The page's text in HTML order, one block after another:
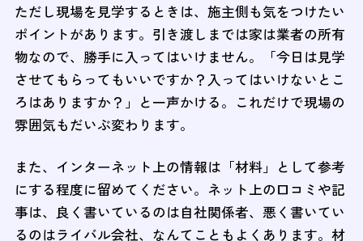
ただし現場を見学するときは、施主側も気をつけたい
ポイントがあります。引き渡しまでは家は業者の所有
物なので、勝手に入ってはいけません。「今日は見学
させてもらってもいいですか？入ってはいけないとこ
ろはありますか？」と一声かける。これだけで現場の
雰囲気もだいぶ変わります。
また、インターネット上の情報は「材料」として参考
にする程度に留めてください。ネット上の口コミや記
事は、良く書いているのは自社関係者、悪く書いてい
るのはライバル会社、なんてこともよくあります。材